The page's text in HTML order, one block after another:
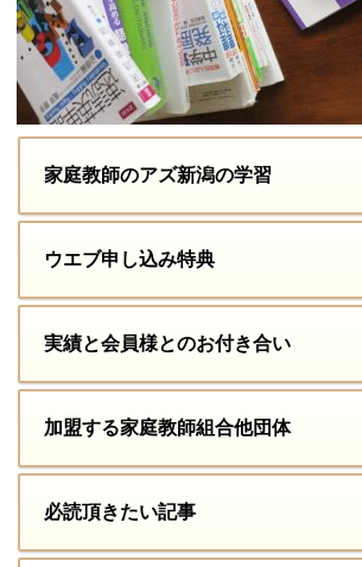
家庭教師のアズ新潟の学習
ウエブ申し込み特典
実績と会員様とのお付き合い
加盟する家庭教師組合他団体
必読頂きたい記事